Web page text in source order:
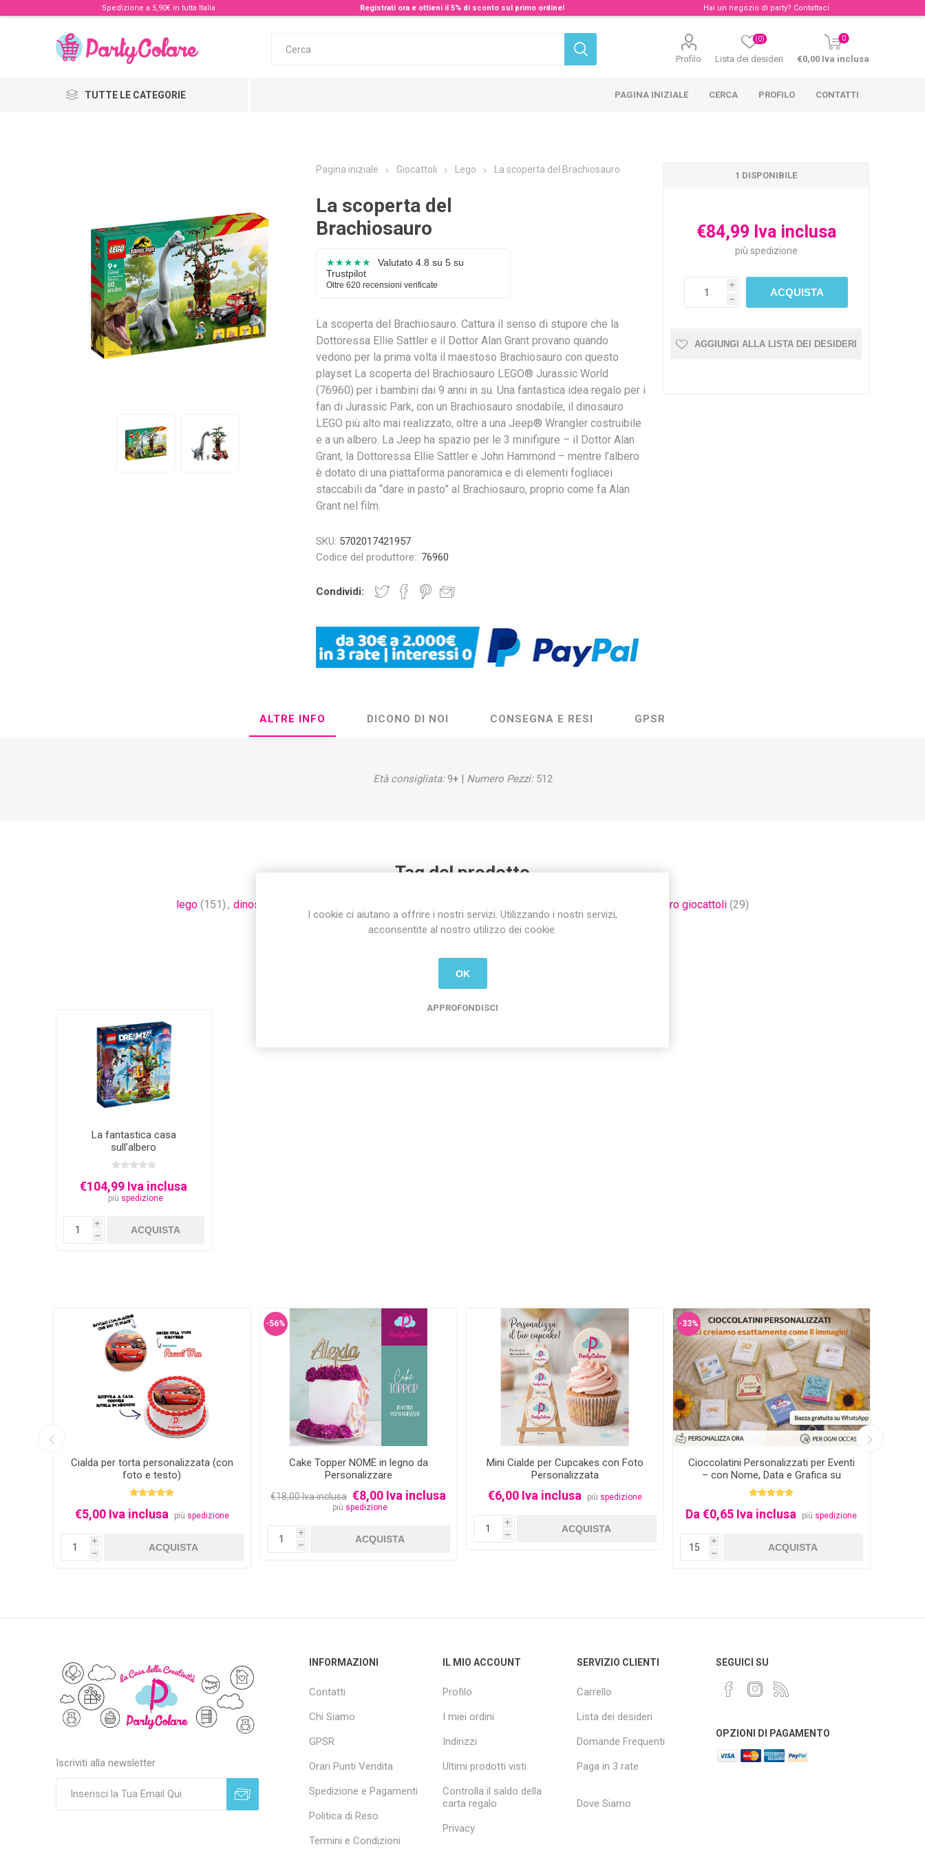
Spedizione a 5,90€ in tutta Italia Registrati ora e ottieni il 5% di sconto sul primo ordine! Hai un negozio di party? Contattaci
Profilo Lista dei desideri
(0) 0
€0,00 Iva inclusa
TUTTE LE CATEGORIE PAGINA INIZIALE CERCA PROFILO CONTATTI
Pagina iniziale Giocattoli Lego La scoperta del Brachiosauro
La scoperta del
Brachiosauro
★★★★★
Valutato 4.8 su 5 su
Trustpilot
Oltre 620 recensioni verificate
La scoperta del Brachiosauro. Cattura il senso di stupore che la
Dottoressa Ellie Sattler e il Dottor Alan Grant provano quando
vedono per la prima volta il maestoso Brachiosauro con questo
playset La scoperta del Brachiosauro LEGO® Jurassic World
(76960) per i bambini dai 9 anni in su. Una fantastica idea regalo per i
fan di Jurassic Park, con un Brachiosauro snodabile, il dinosauro
LEGO più alto mai realizzato, oltre a una Jeep® Wrangler costruibile
e a un albero. La Jeep ha spazio per le 3 minifigure – il Dottor Alan
Grant, la Dottoressa Ellie Sattler e John Hammond – mentre l’albero
è dotato di una piattaforma panoramica e di elementi fogliacei
staccabili da “dare in pasto” al Brachiosauro, proprio come fa Alan
Grant nel film.
SKU: 5702017421957
Codice del produttore:: 76960
Condividi:
1 DISPONIBILE
€84,99 Iva inclusa
più spedizione
i
h
AGGIUNGI ALLA LISTA DEI DESIDERI
ALTRE INFO DICONO DI NOI CONSEGNA E RESI GPSR
Età consigliata:9+| Numero Pezzi:512
Tag del prodotto
lego (151) , dinosauri dinosauro giocattoli (29)
Hanno acquistato anche
La fantastica casa
sull’albero
€104,99 Iva inclusa
più spedizione
i
h
Cialda per torta personalizzata (con
foto e testo)
€5,00 Iva inclusa più spedizione
i
h
-56%
Cake Topper NOME in legno da
Personalizzare
€18,00 Iva inclusa €8,00 Iva inclusa
più spedizione
i
h
Mini Cialde per Cupcakes con Foto
Personalizzata
€6,00 Iva inclusa più spedizione
i
h
-33%
Cioccolatini Personalizzati per Eventi
– con Nome, Data e Grafica su
Misura
Da €0,65 Iva inclusa più spedizione
i
h
Iscriviti alla newsletter
INFORMAZIONI
Contatti
Chi Siamo
GPSR
Orari Punti Vendita
Spedizione e Pagamenti
Politica di Reso
Termini e Condizioni
IL MIO ACCOUNT
Profilo
I miei ordini
Indirizzi
Ultimi prodotti visti
Controlla il saldo della
carta regalo
Privacy
SERVIZIO CLIENTI
Carrello
Lista dei desideri
Domande Frequenti
Paga in 3 rate
Dove Siamo
SEGUICI SU
OPZIONI DI PAGAMENTO
I cookie ci aiutano a offrire i nostri servizi. Utilizzando i nostri servizi,
acconsentite al nostro utilizzo dei cookie.
OK
APPROFONDISCI